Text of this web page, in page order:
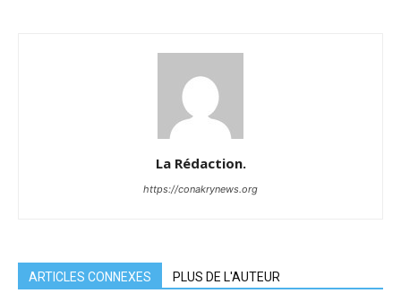
La Rédaction.
https://conakrynews.org
ARTICLES CONNEXES PLUS DE L'AUTEUR